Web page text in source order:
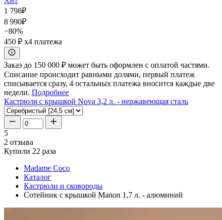
1 798₽
8 990₽
−80%
450 ₽ x4 платежа
Заказ до 150 000 ₽ может быть оформлен с оплатой частями.
Списание происходит равными долями, первый платеж
списывается сразу, 4 остальных платежа вносится каждые две
недели. Подробнее
Кастрюля с крышкой Nova 3,2 л. - нержавеющая сталь
5
2 отзыва
Купили 22 раза
Madame Coco
Каталог
Кастрюли и сковороды
Сотейник с крышкой Manon 1,7 л. - алюминий